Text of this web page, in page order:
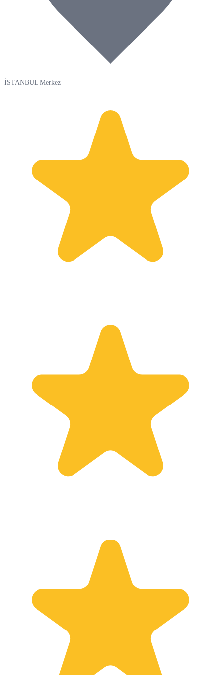
İSTANBUL Merkez